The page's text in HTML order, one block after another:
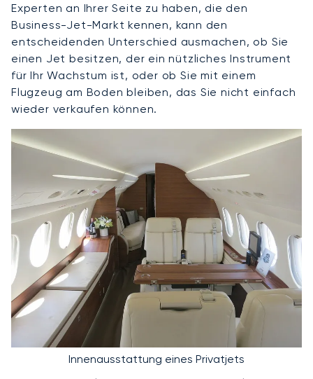
Experten an Ihrer Seite zu haben, die den
Business-Jet-Markt kennen, kann den
entscheidenden Unterschied ausmachen, ob Sie
einen Jet besitzen, der ein nützliches Instrument
für Ihr Wachstum ist, oder ob Sie mit einem
Flugzeug am Boden bleiben, das Sie nicht einfach
wieder verkaufen können.
Innenausstattung eines Privatjets